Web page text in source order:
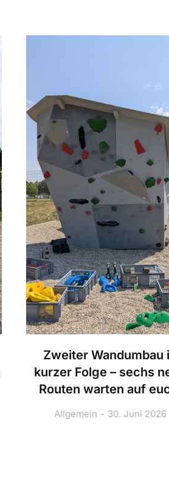
Zweiter Wandumbau
kurzer Folge – sechs
Routen warten auf
Allgemein 30. Juni 2026